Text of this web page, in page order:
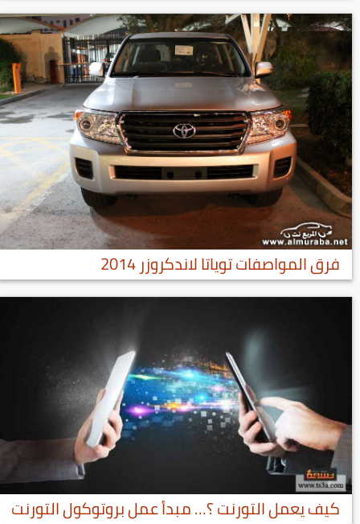
فرق المواصفات توياتا لاندكروزر 2014
كيف يعمل التورنت ؟… مبدأ عمل بروتوكول التورنت